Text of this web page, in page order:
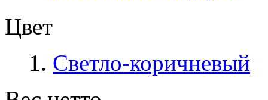
Цвет
Светло-коричневый